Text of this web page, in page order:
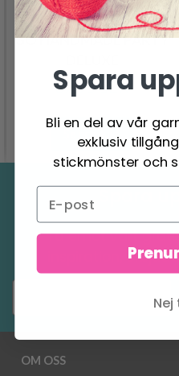
GO HANDMADE PARTY
62.95 SEK
Se produkt
Ta emot vårt
inspiration,
OM OSS
Spara
Bli en del av vår
exklusiv
stickmönster och